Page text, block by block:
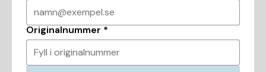
namn@exempel.se
Originalnummer *
Fyll i originalnummer